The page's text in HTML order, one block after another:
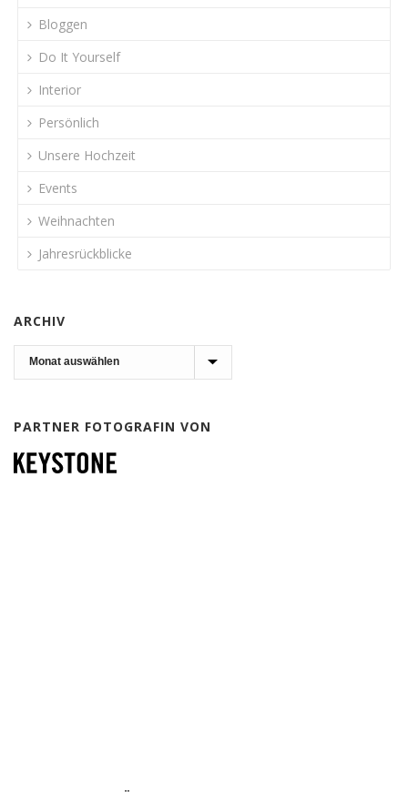
Bloggen
Do It Yourself
Interior
Persönlich
Unsere Hochzeit
Events
Weihnachten
Jahresrückblicke
ARCHIV
Archiv
PARTNER FOTOGRAFIN VON